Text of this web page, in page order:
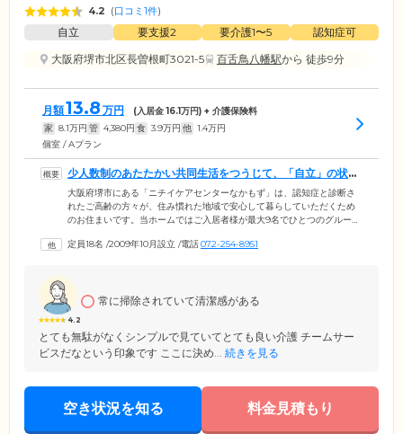
4.2 (口コミ1件)
自立 要支援2 要介護1〜5
認知症可
大阪府堺市北区長曽根町3021-5
百舌鳥八幡駅から 徒歩9分
月額13.8 万円 (入居金16.1万円) + 介護保険料
家 8.1万円 管 4,380円 食 3.9万円 他 1.4万円
個室 / Aプラン
少人数制のあたたかい共同生活をつうじて、「自立」の状態
を目指しています
大阪府堺市にある「ニチイケアセンターなかもず」は、認知症と診断さ
れたご高齢の方々が、住み慣れた地域で安心して暮らしていただくため
のお住まいです。当ホームではご入居者様が最大9名でひとつのグループ
共同生活を営んでいます。みなさまの「できること」を尊重し、日常の
さ」を大切に、家族のようなあたたかいケアをご提供します。
定員18名 /2009年10月設立 /電話072-254-8951
4.2
常に掃除されていて清潔感がある
とても無駄がなくシンプルで見ていてとても良い介護 チームサー
ビスだなという印象です ここに決め... 続きを見る
空き状況を知る 料金見積もり